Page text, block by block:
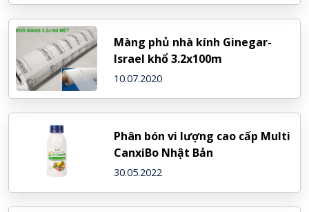
Màng phủ nhà kính Ginegar-
Israel khổ 3.2x100m
10.07.2020
Phân bón vi lượng cao cấp Multi
CanxiBo Nhật Bản
30.05.2022